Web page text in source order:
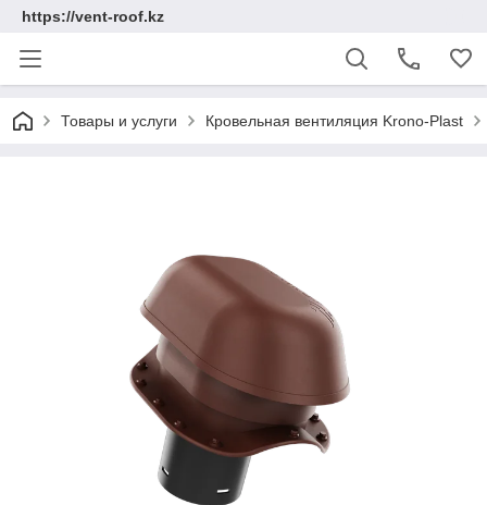
https://vent-roof.kz
Товары и услуги Кровельная вентиляция Krono-Plast